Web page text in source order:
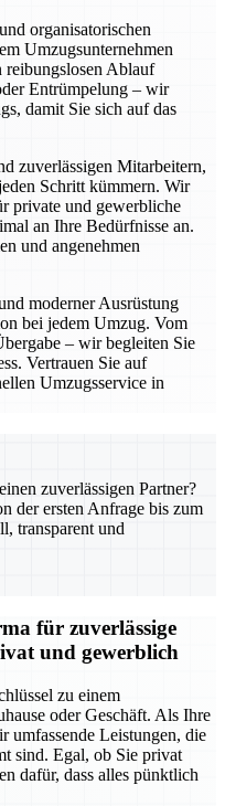
organisatorischen
Umzugsunternehmen
reibungslosen Ablauf
Entrümpelung – wir
damit Sie sich auf das
zuverlässigen Mitarbeitern,
Schritt kümmern. Wir
private und gewerbliche
an Ihre Bedürfnisse an.
und angenehmen
moderner Ausrüstung
bei jedem Umzug. Vom
– wir begleiten Sie
Vertrauen Sie auf
Umzugsservice in
zuverlässigen Partner?
der ersten Anfrage bis zum
transparent und
für zuverlässige
und gewerblich
zu einem
oder Geschäft. Als Ihre
umfassende Leistungen, die
sind. Egal, ob Sie privat
dafür, dass alles pünktlich